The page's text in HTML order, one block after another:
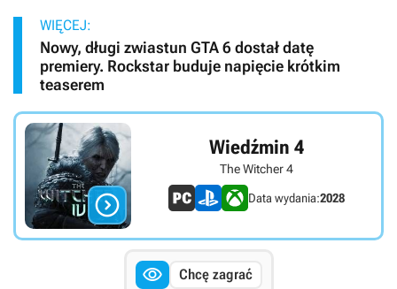
WIĘCEJ:
Nowy, długi zwiastun GTA 6 dostał datę
premiery. Rockstar buduje napięcie krótkim
teaserem

Wiedźmin 4
The Witcher 4
Data wydania:2028
 Chcę zagrać